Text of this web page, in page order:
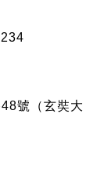
號（玄奘大